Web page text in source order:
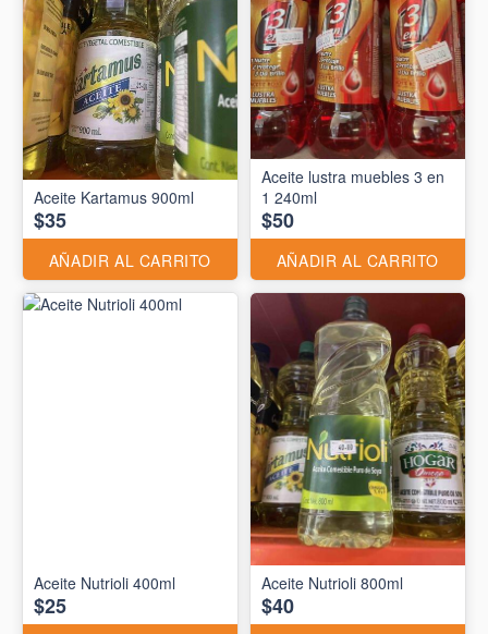
Aceite Kartamus 900ml
$35
AÑADIR AL CARRITO
Aceite lustra muebles 3 en
1 240ml
$50
AÑADIR AL CARRITO
Aceite Nutrioli 400ml
$25
Aceite Nutrioli 800ml
$40